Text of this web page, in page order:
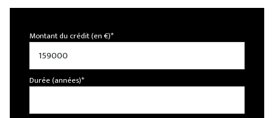
Montant du crédit (en €)*
Durée (années)*